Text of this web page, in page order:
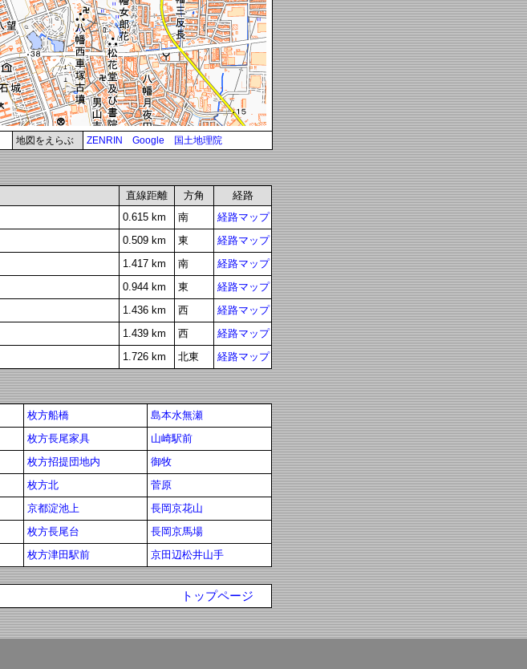
地図をえらぶ ZENRIN Google 国土地理院
直線距離 方角
経路
0.615 km 南
経路マップ
0.509 km 東
経路マップ
1.417 km 南
経路マップ
0.944 km 東
経路マップ
1.436 km 西
経路マップ
1.439 km 西
経路マップ
1.726 km 北東 経路マップ
枚方船橋
島本水無瀬
枚方長尾家具
山崎駅前
枚方招提団地内
御牧
枚方北
菅原
京都淀池上
長岡京花山
枚方長尾台
長岡京馬場
枚方津田駅前 京田辺松井山手
トップページ